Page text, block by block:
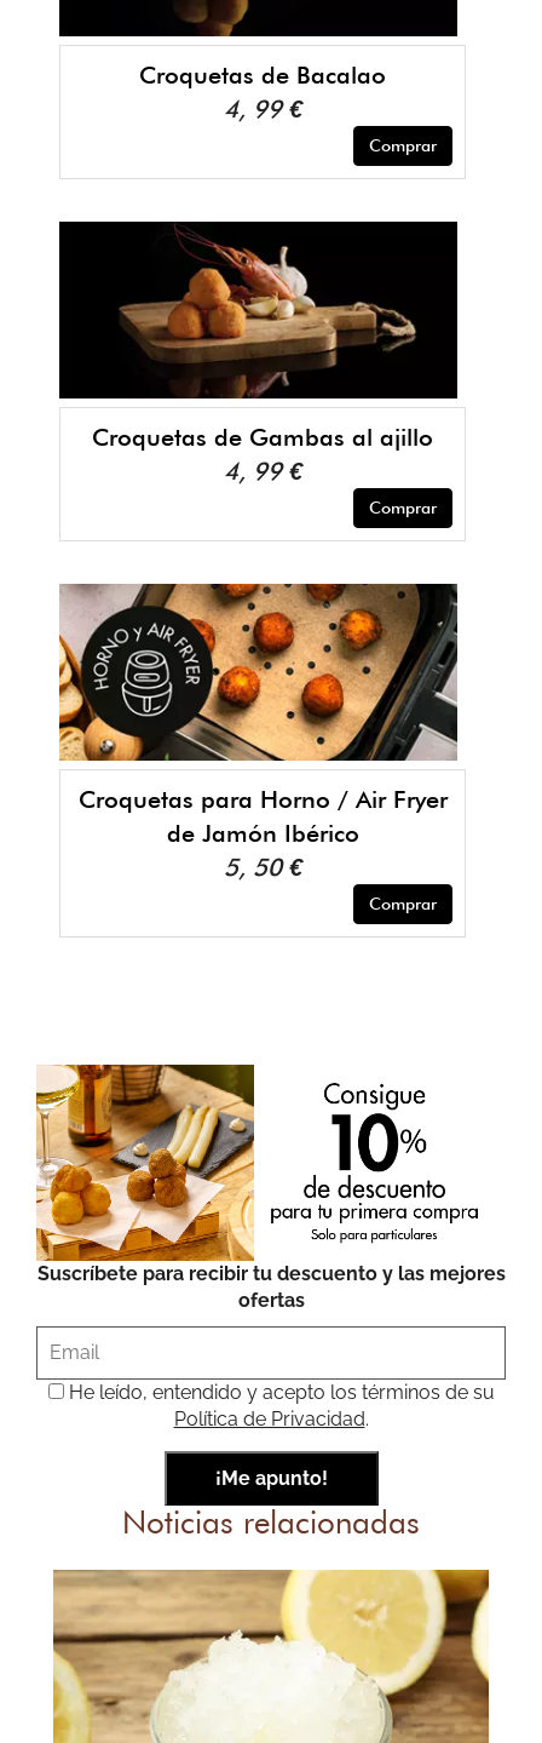
Croquetas de Bacalao
4, 99 €
Comprar
Croquetas de Gambas al ajillo
4, 99 €
Comprar
Croquetas para Horno / Air Fryer
de Jamón Ibérico
5, 50 €
Comprar
Suscríbete para recibir tu descuento y las mejores
ofertas
He leído, entendido y acepto los términos de su
Política de Privacidad.
Noticias relacionadas